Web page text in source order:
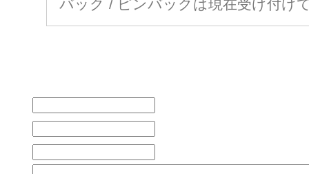
バック / ピンバックは現在受け付け